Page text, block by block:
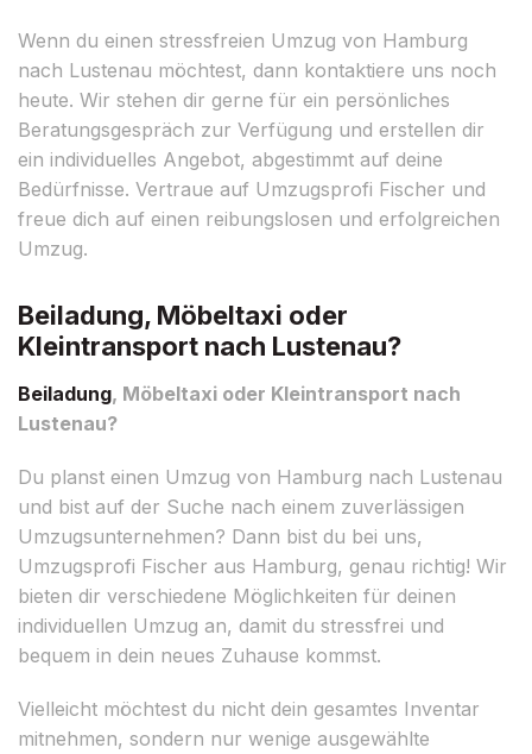
Wenn du einen stressfreien Umzug von Hamburg
nach Lustenau möchtest, dann kontaktiere uns noch
heute. Wir stehen dir gerne für ein persönliches
Beratungsgespräch zur Verfügung und erstellen dir
ein individuelles Angebot, abgestimmt auf deine
Bedürfnisse. Vertraue auf Umzugsprofi Fischer und
freue dich auf einen reibungslosen und erfolgreichen
Umzug.
Beiladung, Möbeltaxi oder
Kleintransport nach Lustenau?
Beiladung, Möbeltaxi oder Kleintransport nach
Lustenau?
Du planst einen Umzug von Hamburg nach Lustenau
und bist auf der Suche nach einem zuverlässigen
Umzugsunternehmen? Dann bist du bei uns,
Umzugsprofi Fischer aus Hamburg, genau richtig! Wir
bieten dir verschiedene Möglichkeiten für deinen
individuellen Umzug an, damit du stressfrei und
bequem in dein neues Zuhause kommst.
Vielleicht möchtest du nicht dein gesamtes Inventar
mitnehmen, sondern nur wenige ausgewählte